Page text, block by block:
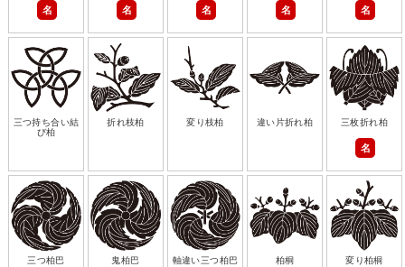
名 名 名 名 名
三つ持ち合い結
び柏
折れ枝柏 変り枝柏 違い片折れ柏 三枚折れ柏
名
三つ柏巴 鬼柏巴 軸違い三つ柏巴 柏桐 変り柏桐